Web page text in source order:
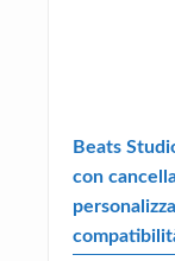
Beats
con